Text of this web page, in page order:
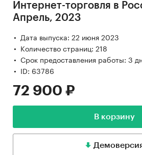
Интернет-торговля в
Апрель, 2023
Дата выпуска: 22 июня 2023
Количество страниц: 218
Срок предоставления работы: 3
ID: 63786
72 900 ₽
В корзину